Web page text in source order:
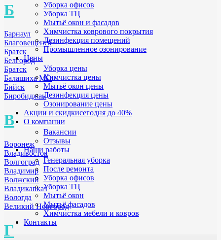
Б
Барнаул
Благовещенск
Братск
Белгород
Братск
Балашиха МО
Бийск
Биробиджан
В
Воронеж
Владивосток
Волгоград
Владимир
Волжский
Владикавказ
Вологда
Великий Новгород
Г
Уборка офисов
Уборка ТЦ
Мытьё окон и фасадов
Химчистка коврового покрытия
Дезинфекция помещений
Промышленное озонирование
Цены
Уборка цены
Химчистка цены
Мытьё окон цены
Дезинфекция цены
Озонирование цены
Акции и скидкисегодня до 40%
О компании
Вакансии
Отзывы
Наши работы
Генеральная уборка
После ремонта
Уборка офисов
Уборка ТЦ
Мытьё окон
Мытьё фасадов
Химчистка мебели и ковров
Контакты